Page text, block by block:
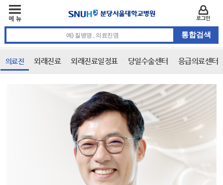
의료진 외래진료 외래진료일정표 당일수술센터 응급의료센터